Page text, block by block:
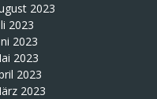
2023
2023
2023
2023
2023
2023